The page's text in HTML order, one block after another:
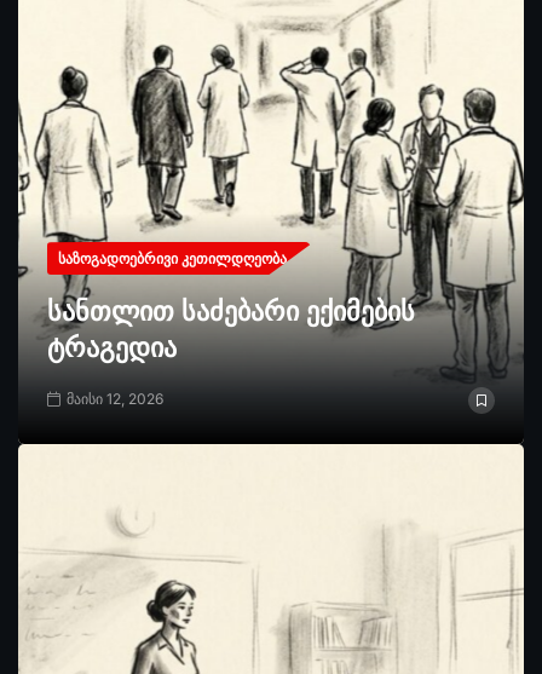
ᲡᲐᲖᲝᲒᲐᲓᲝᲔᲑᲠᲘᲕᲘ ᲙᲔᲗᲘᲚᲓᲦᲔᲝᲑᲐ
სანთლით საძებარი ექიმების
ტრაგედია
მაისი 12, 2026